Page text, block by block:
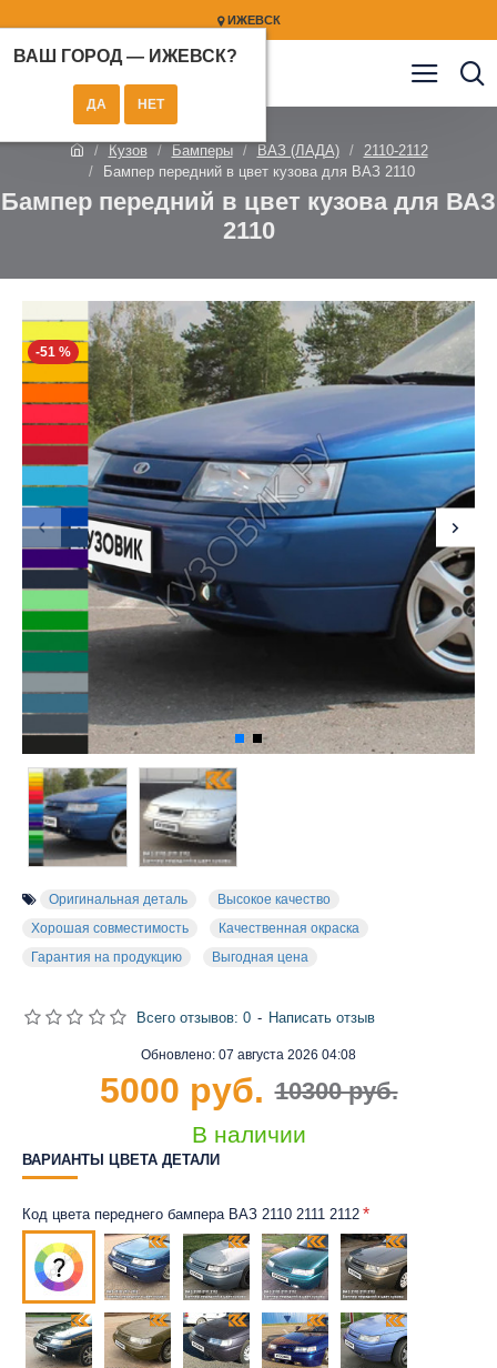
ИЖЕВСК
ВАШ ГОРОД — ИЖЕВСК?
Кузов Бамперы ВАЗ (ЛАДА)
2110-2112
Бампер передний в цвет кузова для ВАЗ 2110
Бампер передний в цвет кузова для ВАЗ
2110
-51 %
Оригинальная деталь
Высокое качество
Хорошая совместимость
Качественная окраска
Гарантия на продукцию
Выгодная цена
Обновлено: 07 августа 2026 04:08
В наличии
Всего отзывов: 0 - Написать отзыв
10300 руб.
5000 руб.
ВАРИАНТЫ ЦВЕТА ДЕТАЛИ
Код цвета переднего бампера ВАЗ 2110 2111 2112